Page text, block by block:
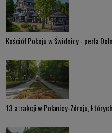
Kościół Pokoju w Świdnicy - perła
13 atrakcji w Polanicy-Zdroju,